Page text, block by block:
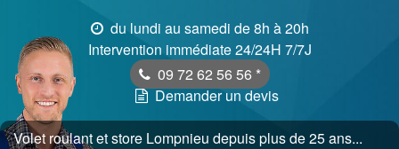
du lundi au samedi de 8h à 20h
Intervention immédiate 24/24H 7/7J
09 72 62 56 56 *
Demander un devis
Volet roulant et store Lompnieu depuis plus de 25 ans...